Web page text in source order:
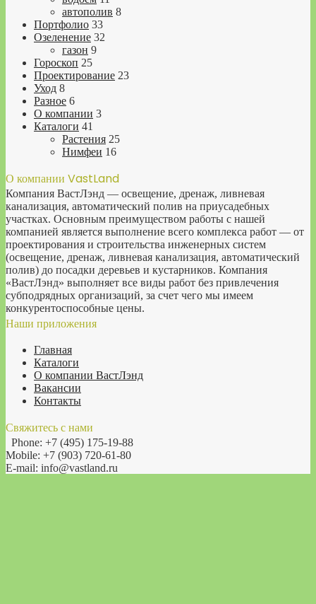
автополив 8
Портфолио 33
Озеленение 32
газон 9
Гороскоп 25
Проектирование 23
Уход 8
Разное 6
О компании 3
Каталоги 41
Растения 25
Нимфеи 16
О компании VastLand
Компания ВастЛэнд — освещение, дренаж, ливневая
канализация, автоматический полив на приусадебных
участках. Основным преимуществом работы с нашей
компанией является выполнение всего комплекса работ — от
проектирования и строительства инженерных систем
(освещение, дренаж, ливневая канализация, автоматический
полив) до посадки деревьев и кустарников. Компания
«ВастЛэнд» выполняет все виды работ без привлечения
субподрядных организаций, за счет чего мы имеем
конкурентоспособные цены.
Наши приложения
Главная
Каталоги
О компании ВастЛэнд
Вакансии
Контакты
Свяжитесь с нами
Phone: +7 (495) 175-19-88
Mobile: +7 (903) 720-61-80
E-mail: info@vastland.ru